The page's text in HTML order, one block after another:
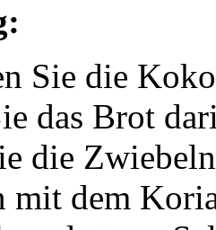
Sie die
das Brot
die
mit dem